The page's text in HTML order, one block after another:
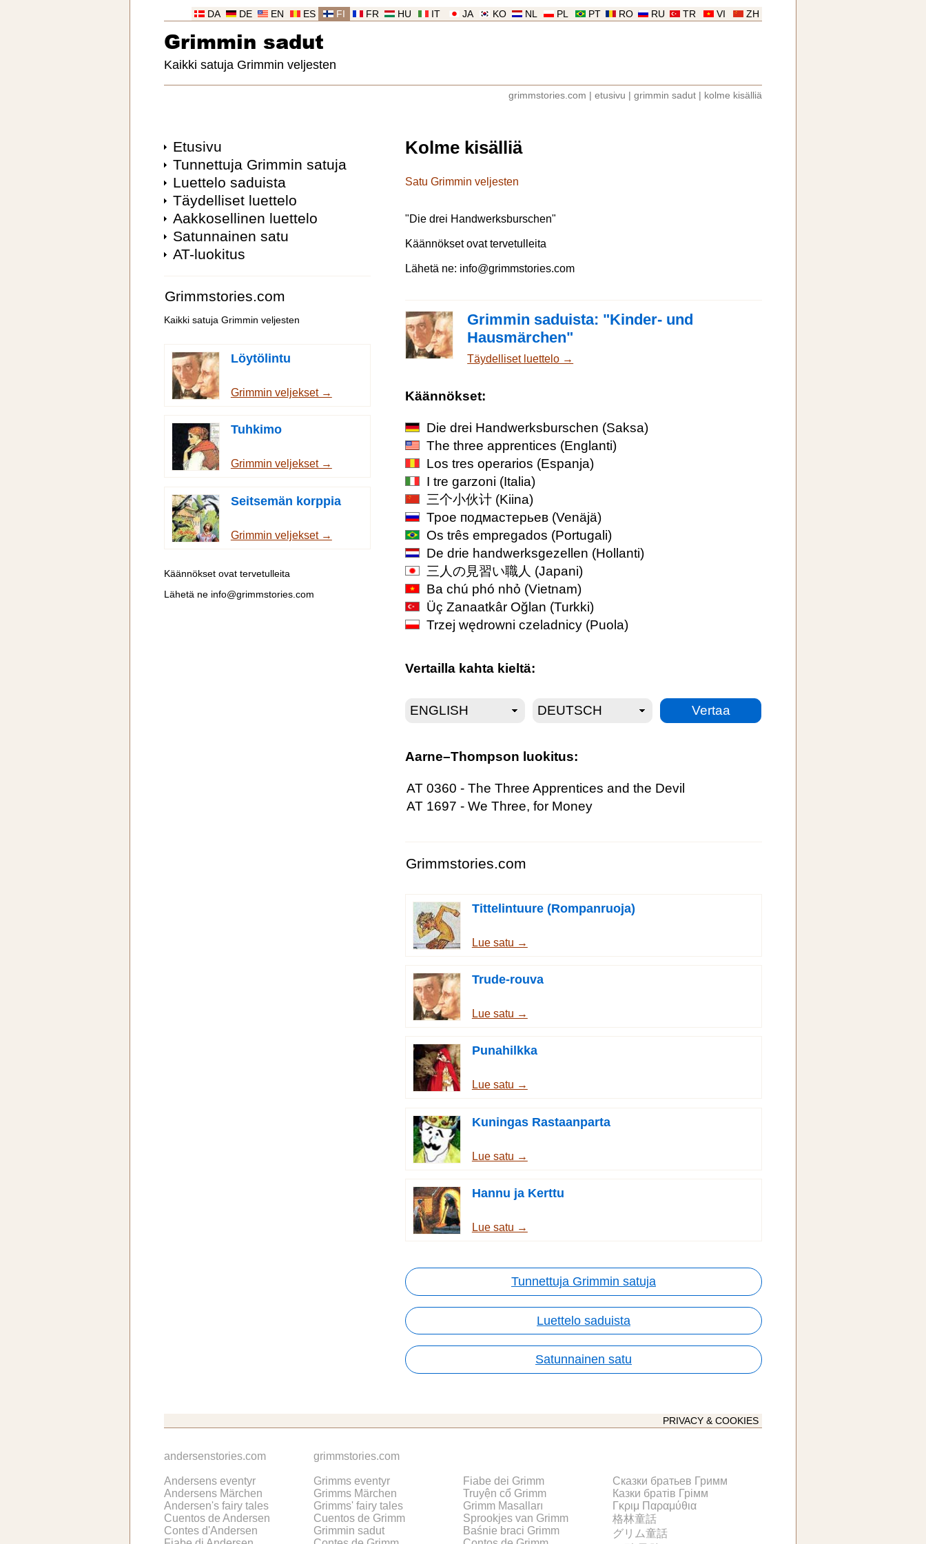
ZH
VI
TR
RU
RO
PT
PL
NL
KO
JA
IT
HU
FR
FI
ES
EN
DE
DA
Grimmin sadut
Kaikki satuja Grimmin veljesten
grimmstories.com etusivu grimmin sadut kolme kisälliä
Etusivu
Tunnettuja Grimmin satuja
Luettelo saduista
Täydelliset luettelo
Aakkosellinen luettelo
Satunnainen satu
AT-luokitus
Grimmstories.com
Kaikki satuja Grimmin veljesten
Löytölintu
Grimmin veljekset →
Tuhkimo
Grimmin veljekset →
Seitsemän korppia
Grimmin veljekset →
Käännökset ovat tervetulleita
Lähetä ne info@grimmstories.com
Kolme kisälliä
Satu Grimmin veljesten
"Die drei Handwerksburschen"
Käännökset ovat tervetulleita
Lähetä ne: info@grimmstories.com
Grimmin saduista: "Kinder- und
Hausmärchen"
Täydelliset luettelo →
Käännökset:
Die drei Handwerksburschen (Saksa)
The three apprentices (Englanti)
Los tres operarios (Espanja)
I tre garzoni (Italia)
三个小伙计 (Kiina)
Трое подмастерьев (Venäjä)
Os três empregados (Portugali)
De drie handwerksgezellen (Hollanti)
三人の見習い職人 (Japani)
Ba chú phó nhỏ (Vietnam)
Üç Zanaatkâr Oğlan (Turkki)
Trzej wędrowni czeladnicy (Puola)
Vertailla kahta kieltä:
Aarne–Thompson luokitus:
AT 0360 - The Three Apprentices and the Devil
AT 1697 - We Three, for Money
Grimmstories.com
Tittelintuure (Rompanruoja)
Lue satu →
Trude-rouva
Lue satu →
Punahilkka
Lue satu →
Kuningas Rastaanparta
Lue satu →
Hannu ja Kerttu
Lue satu →
Tunnettuja Grimmin satuja
Luettelo saduista
Satunnainen satu
PRIVACY & COOKIES
andersenstories.com
Andersens eventyr
Andersens Märchen
Andersen's fairy tales
Cuentos de Andersen
Contes d'Andersen
grimmstories.com
Grimms eventyr
Grimms Märchen
Grimms' fairy tales
Cuentos de Grimm
Grimmin sadut
Fiabe dei Grimm
Truyện cổ Grimm
Grimm Masalları
Sprookjes van Grimm
Baśnie braci Grimm
Сказки братьев Гримм
Казки братів Грімм
Γκριμ Παραμύθια
格林童話
グリム童話